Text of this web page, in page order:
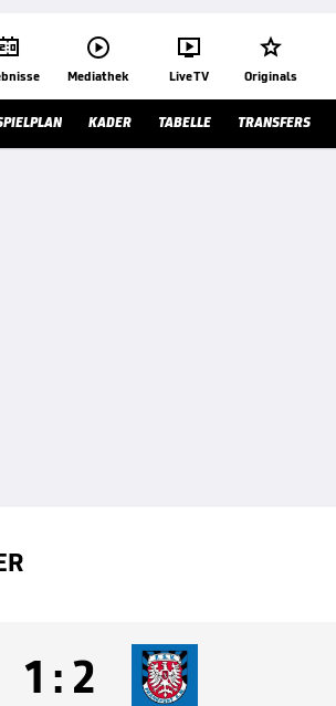

Mediathek

Live TV

Originals
KADER TABELLE TRANSFERS
1 :2